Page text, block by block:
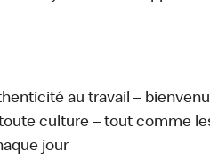
au travail –
culture – tout comme
jour